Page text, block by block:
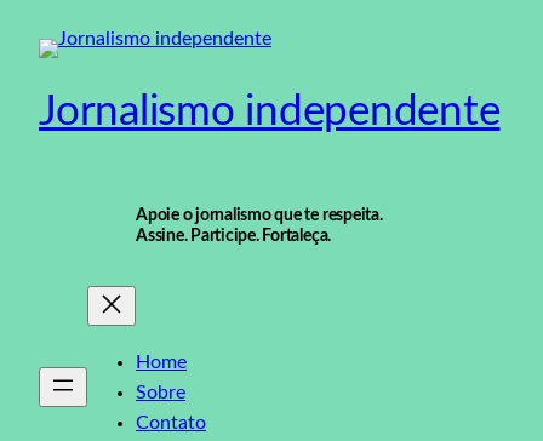
para
conteúdo
Jornalismo independente
Apoie o jornalismo que te respeita.
Assine. Participe. Fortaleça.
Home
Sobre
Contato